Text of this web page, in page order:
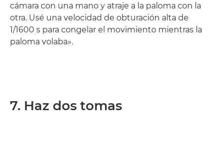
cámara con una mano y atraje a la paloma con la
otra. Usé una velocidad de obturación alta de
1/1600 s para congelar el movimiento mientras la
paloma volaba».
7. Haz dos tomas